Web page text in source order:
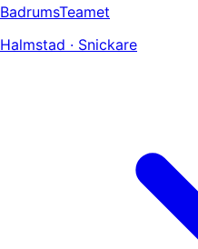
BadrumsTeamet
Halmstad · Snickare